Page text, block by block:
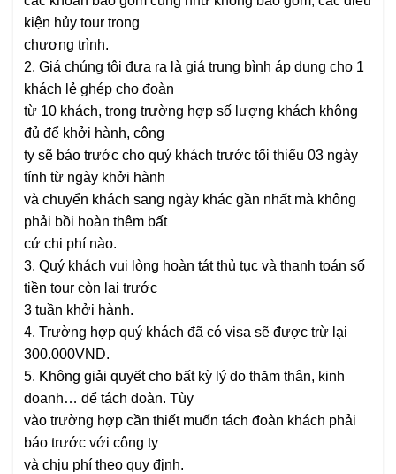
kiện hủy tour trong
chương trình.
2. Giá chúng tôi đưa ra là giá trung bình áp dụng cho 1
khách lẻ ghép cho đoàn
từ 10 khách, trong trường hợp số lượng khách không
đủ để khởi hành, công
ty sẽ báo trước cho quý khách trước tối thiểu 03 ngày
tính từ ngày khởi hành
và chuyển khách sang ngày khác gần nhất mà không
phải bồi hoàn thêm bất
cứ chi phí nào.
3. Quý khách vui lòng hoàn tát thủ tục và thanh toán số
tiền tour còn lại trước
3 tuần khởi hành.
4. Trường hợp quý khách đã có visa sẽ được trừ lại
300.000VND.
5. Không giải quyết cho bất kỳ lý do thăm thân, kinh
doanh… để tách đoàn. Tùy
vào trường hợp cần thiết muốn tách đoàn khách phải
báo trước với công ty
và chịu phí theo quy định.